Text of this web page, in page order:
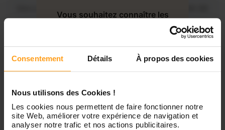
Consentement Détails À propos des cookies
Nous utilisons des Cookies !
Les cookies nous permettent de faire fonctionner notre
site Web, améliorer votre expérience de navigation et
analyser notre trafic et nos actions publicitaires.
Disponible de 00:00 à 00:00
Vendredi
Samedi Disponible de 00:00 à 00:00
Vous souhaitez connaître les
Contactez-nous